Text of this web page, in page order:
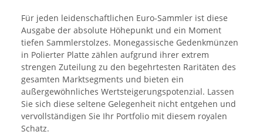
Für jeden leidenschaftlichen Euro-Sammler ist diese
Ausgabe der absolute Höhepunkt und ein Moment
tiefen Sammlerstolzes. Monegassische Gedenkmünzen
in Polierter Platte zählen aufgrund ihrer extrem
strengen Zuteilung zu den begehrtesten Raritäten des
gesamten Marktsegments und bieten ein
außergewöhnliches Wertsteigerungspotenzial. Lassen
Sie sich diese seltene Gelegenheit nicht entgehen und
vervollständigen Sie Ihr Portfolio mit diesem royalen
Schatz.